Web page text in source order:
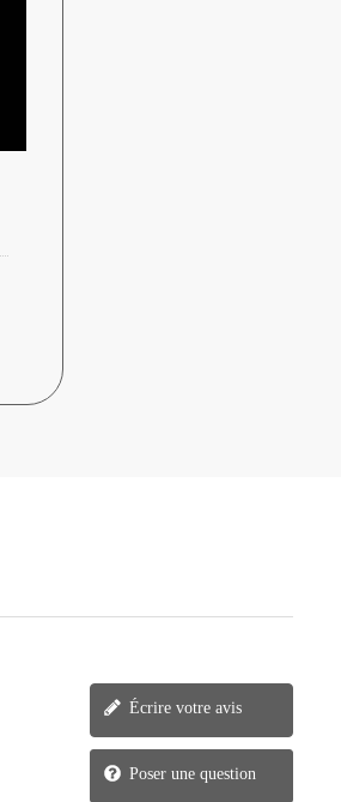
Écrire votre avis
Poser une question